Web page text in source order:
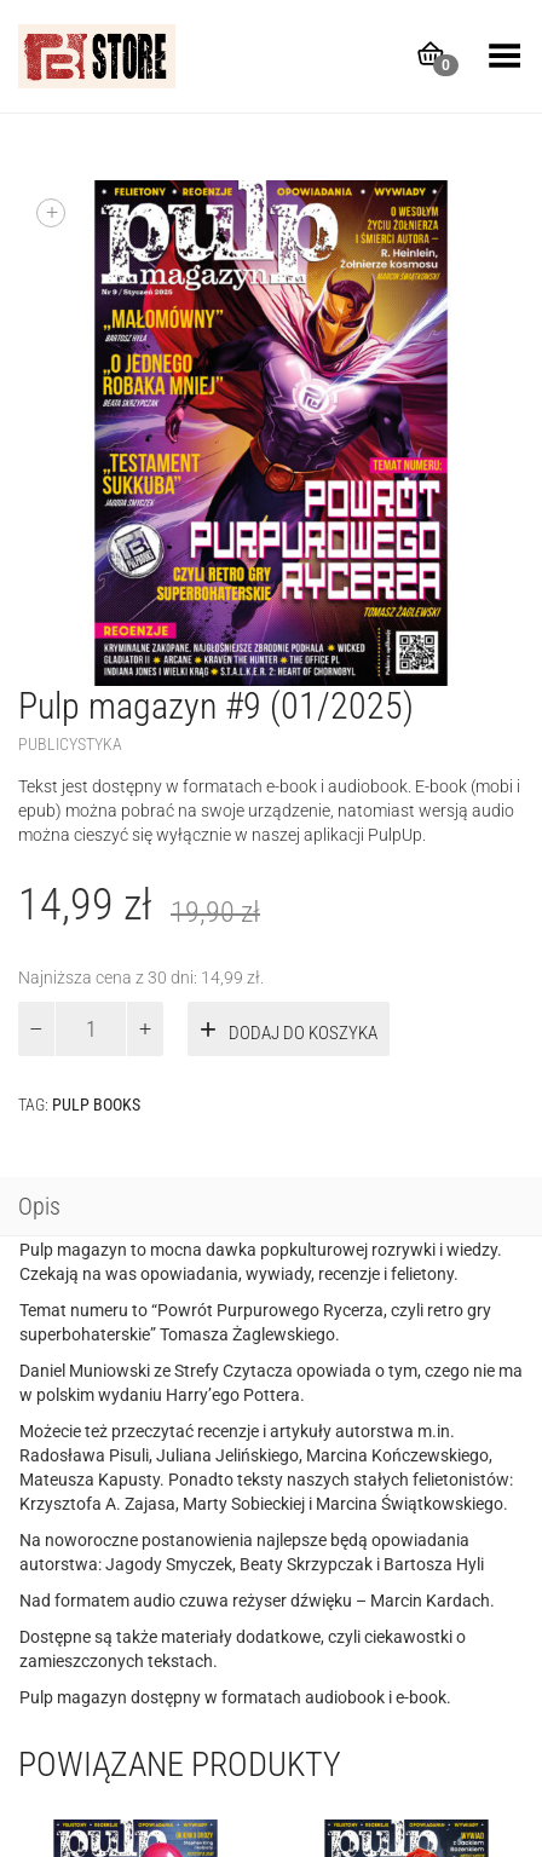
0
Toggle Menu
+
Pulp magazyn #9 (01/2025)
PUBLICYSTYKA
Tekst jest dostępny w formatach e-book i audiobook. E-book (mobi i
epub) można pobrać na swoje urządzenie, natomiast wersją audio
można cieszyć się wyłącznie w naszej aplikacji PulpUp.
19,90zł
14,99 zł
Najniższa cena z 30 dni: 14,99 zł
(01/2025)
DODAJ DO KOSZYKA
TAG: PULP BOOKS
Opis
Pulp magazyn to mocna dawka popkulturowej rozrywki i wiedzy.
Czekają na was opowiadania, wywiady, recenzje i felietony.
Temat numeru to “Powrót Purpurowego Rycerza, czyli retro gry
superbohaterskie” Tomasza Żaglewskiego.
Daniel Muniowski ze Strefy Czytacza opowiada o tym, czego nie ma
w polskim wydaniu Harry’ego Pottera.
Możecie też przeczytać recenzje i artykuły autorstwa m.in.
Radosława Pisuli, Juliana Jelińskiego, Marcina Kończewskiego,
Mateusza Kapusty. Ponadto teksty naszych stałych felietonistów:
Krzysztofa A. Zajasa, Marty Sobieckiej i Marcina Świątkowskiego.
Na noworoczne postanowienia najlepsze będą opowiadania
autorstwa: Jagody Smyczek, Beaty Skrzypczak i Bartosza Hyli
Nad formatem audio czuwa reżyser dźwięku – Marcin Kardach.
Dostępne są także materiały dodatkowe, czyli ciekawostki o
zamieszczonych tekstach.
Pulp magazyn dostępny w formatach audiobook i e-book.
POWIĄZANE PRODUKTY